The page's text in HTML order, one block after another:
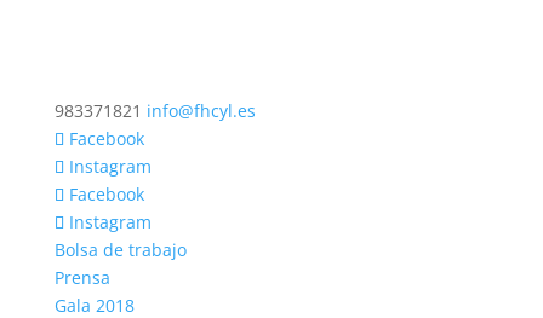
983371821 info@fhcyl.es
Facebook
Instagram
Facebook
Instagram
Bolsa de trabajo
Prensa
Gala 2018